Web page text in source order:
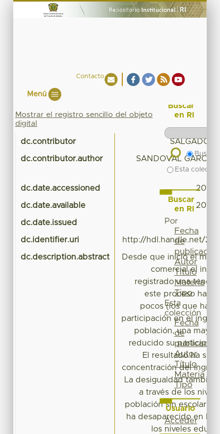
Contacto
Menú
Mostrar el registro sencillo del objeto
digital
dc.contributor SALGADO
dc.contributor.author SANDOVAL
dc.date.accessioned 2018-
dc.date.available 2018-
dc.date.issued
dc.identifier.uri http://hdl.handle.net/
dc.description.abstract
Desde que inició el
comercial el
registrado una
este proceso ha
pocos (los que han
participación en el
población, una
reducido su
El resultado ha
concentración del
La desigualdad
a través de los
población sin
ha desaparecido en los
los niveles
Buscar
en RI
Buscar
Esta
Buscar
en RI
Por
Fecha
de
publicación
Autor
Título
Materia
Tipo
Esta
colección
Fecha
de
publicación
Autor
Título
Materia
Tipo
Usuario
Acceder